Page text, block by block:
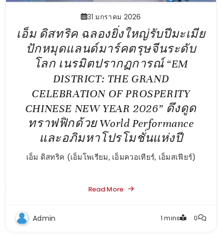
31 มกราคม 2026
เอ็ม ดิสทริค ฉลองยิ่งใหญ่รับปีมะเมีย
ปักหมุดแลนด์มาร์คตรุษจีนระดับ
โลก เนรมิตปรากฏการณ์ “EM
DISTRICT: THE GRAND
CELEBRATION OF PROSPERITY
CHINESE NEW YEAR 2026” ดึงดูด
ทราฟฟิกด้วย World Performance
และอภิมหาโปรโมชั่นแห่งปี
เอ็ม ดิสทริค (เอ็มโพเรียม, เอ็มควอเทียร์, เอ็มสเฟียร์)
Read More
Admin 1 mins 0